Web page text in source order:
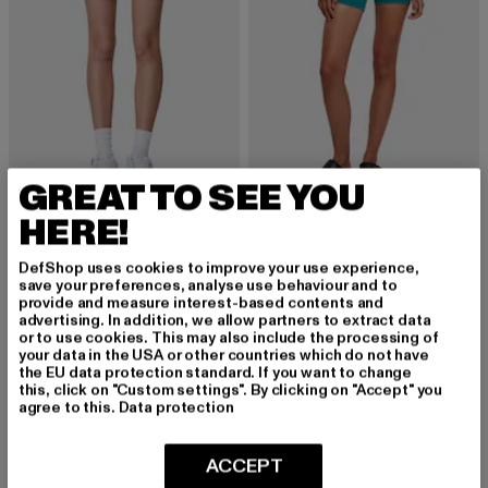
9N1M SENSE
Essential Mesh
18,00 EUR
Derzeitiger Preis: 18,00 EUR
44,99 EURAktionspreis: 44,99 EUR
14,10 EUR
Derzeitiger Preis: 14,10 EUR
29,99 EURAktionspreis:
-57% -55%
GREAT TO SEE YOU
HERE!
DefShop uses cookies to improve your use experience,
save your preferences, analyse use behaviour and to
provide and measure interest-based contents and
advertising. In addition, we allow partners to extract data
or to use cookies. This may also include the processing of
your data in the USA or other countries which do not have
the EU data protection standard. If you want to change
this, click on "Custom settings". By clicking on "Accept" you
agree to this. Data protection
ACCEPT